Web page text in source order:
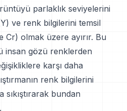
parlaklık seviyelerini
ve renk bilgilerini temsil
Cr) olmak üzere ayırır. Bu
insan gözü renklerden
karşı daha
renk bilgilerini
sıkıştırarak bundan